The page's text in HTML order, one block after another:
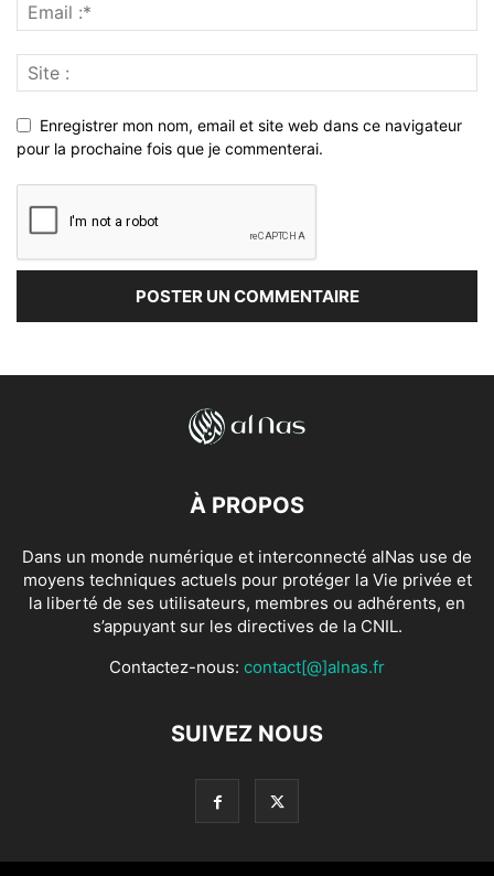
Enregistrer mon nom, email et site web dans ce navigateur
pour la prochaine fois que je commenterai.
À PROPOS
Dans un monde numérique et interconnecté alNas use de
moyens techniques actuels pour protéger la Vie privée et
la liberté de ses utilisateurs, membres ou adhérents, en
s’appuyant sur les directives de la CNIL.
Contactez-nous: contact[@]alnas.fr
SUIVEZ NOUS